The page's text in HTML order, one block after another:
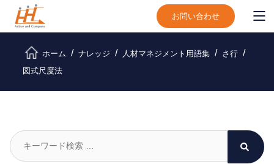
お問い合わせ
ホーム ナレッジ 人材マネジメント用語集
さ行
図式尺度法